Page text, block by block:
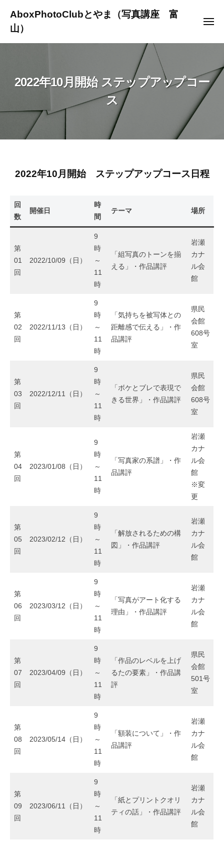
ッ
AboxPhotoClubとやま（写真講座 富
山）
～
を
か
に
メ
ー
2022年10月開始 ステップアップコー
ス
2022
10
月
開
始
ッ
プ
プ
コ
2023-
08-
by
shinyakamiichi
2022年10月開始 ステップアップコース日程
回
数
開催日
時
間
テーマ 場所
第
01
回
2022/10/09（日）
9
時
～
11
時
「組写真のトーンを揃
える」・作品講評
岩瀬
カナ
ル会
館
第
02
回
2022/11/13（日）
9
時
～
11
時
「気持ちを被写体との
距離感で伝える」・作
品講評
県民
会館
608号
室
第
03
回
2022/12/11（日）
9
時
～
11
時
「ボケとブレで表現で
きる世界」・作品講評
県民
会館
608号
室
第
04
回
2023/01/08（日）
9
時
～
11
時
「写真家の系譜」・作
品講評
岩瀬
カナ
ル会
館
※変
更
第
05
回
2023/02/12（日）
9
時
～
11
時
「解放されるための構
図」・作品講評
岩瀬
カナ
ル会
館
第
06
回
2023/03/12（日）
9
時
～
11
時
「写真がアート化する
理由」・作品講評
岩瀬
カナ
ル会
館
第
07
回
2023/04/09（日）
9
時
～
11
時
「作品のレベルを上げ
るたの要素」・作品講
評
県民
会館
501号
室
第
08
回
2023/05/14（日）
9
時
～
11
時
「額装について」・作
品講評
岩瀬
カナ
ル会
館
第
09
回
2023/06/11（日）
9
時
～
11
時
「紙とプリントクオリ
ティの話」・作品講評
岩瀬
カナ
ル会
館